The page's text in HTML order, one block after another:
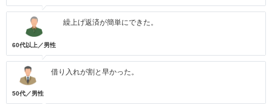
60代以上／男性
繰上げ返済が簡単にできた。
50代／男性
借り入れが割と早かった。